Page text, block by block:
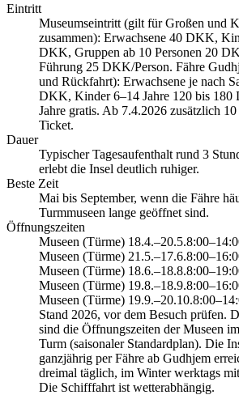
Eintritt
Museumseintritt (gilt für Großen und
zusammen): Erwachsene 40 DKK,
DKK, Gruppen ab 10 Personen 20
Führung 25 DKK/Person. Fähre
und Rückfahrt): Erwachsene je nach
DKK, Kinder 6–14 Jahre 120 bis
Jahre gratis. Ab 7.4.2026 zusätzlich
Ticket.
Dauer
Typischer Tagesaufenthalt rund 3
erlebt die Insel deutlich ruhiger.
Beste Zeit
Mai bis September, wenn die Fähre
Turmmuseen lange geöffnet sind.
Öffnungszeiten
Museen (Türme) 18.4.–20.5.
Museen (Türme) 21.5.–17.6.
Museen (Türme) 18.6.–18.8.
Museen (Türme) 19.8.–18.9.
Museen (Türme) 19.9.–20.10.
Stand 2026, vor dem Besuch prüfen.
sind die Öffnungszeiten der Museen
Turm (saisonaler Standardplan). Die
ganzjährig per Fähre ab Gudhjem
dreimal täglich, im Winter werktags
Die Schifffahrt ist wetterabhängig.